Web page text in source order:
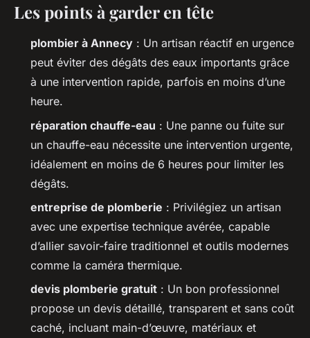
Les meilleurs services de
plomberie à Annecy pour vos
urgences
01/06/2026 07:25 9 min de lecture
Les points à garder en tête
plombier à Annecy : Un artisan réactif en urgence
peut éviter des dégâts des eaux importants grâce
à une intervention rapide, parfois en moins d’une
heure.
réparation chauffe-eau : Une panne ou fuite sur
un chauffe-eau nécessite une intervention urgente,
idéalement en moins de 6 heures pour limiter les
dégâts.
entreprise de plomberie : Privilégiez un artisan
avec une expertise technique avérée, capable
d’allier savoir-faire traditionnel et outils modernes
comme la caméra thermique.
devis plomberie gratuit : Un bon professionnel
propose un devis détaillé, transparent et sans coût
caché, incluant main-d’œuvre, matériaux et